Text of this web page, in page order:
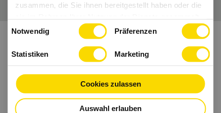
zusammen, die Sie ihnen bereitgestellt haben oder die
haben.
Notwendig Präferenzen
Statistiken Marketing
Cookies zulassen
Auswahl erlauben